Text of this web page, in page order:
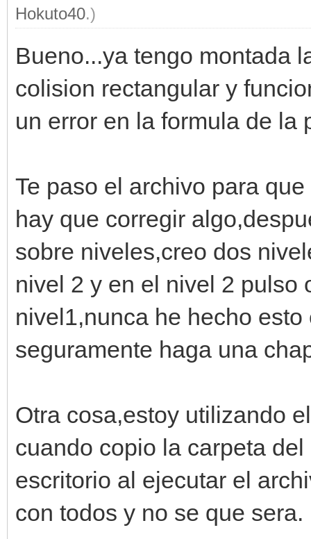
Hokuto40.)
Bueno...ya tengo montada
colision rectangular y
un error en la formula de la
Te paso el archivo para
hay que corregir
sobre niveles,creo dos
nivel 2 y en el nivel 2 pulso
nivel1,nunca he hecho
seguramente haga una
Otra cosa,estoy utilizando
cuando copio la carpeta
escritorio al ejecutar el
con todos y no se que sera.